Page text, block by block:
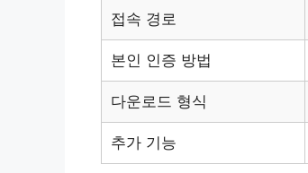
접속 경로
본인 인증 방법
다운로드 형식
추가 기능